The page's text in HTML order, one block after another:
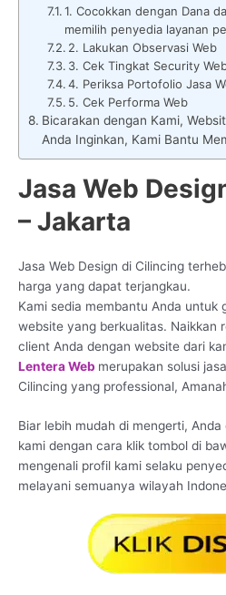
1. Cocokkan dengan Dana
memilih penyedia layanan
2. Lakukan Observasi Web
3. Cek Tingkat Security
4. Periksa Portofolio Jasa
5. Cek Performa Web
Bicarakan dengan Kami,
Anda Inginkan, Kami Bantu
Jasa Web
– Jakarta
Jasa Web Design di Cilincing
harga yang dapat terjangkau.
Kami sedia membantu Anda untuk
website yang berkualitas. Naikkan
client Anda dengan website dari
Lentera Web merupakan solusi
Cilincing yang professional,
Biar lebih mudah di mengerti,
kami dengan cara klik tombol di
mengenali profil kami selaku
melayani semuanya wilayah